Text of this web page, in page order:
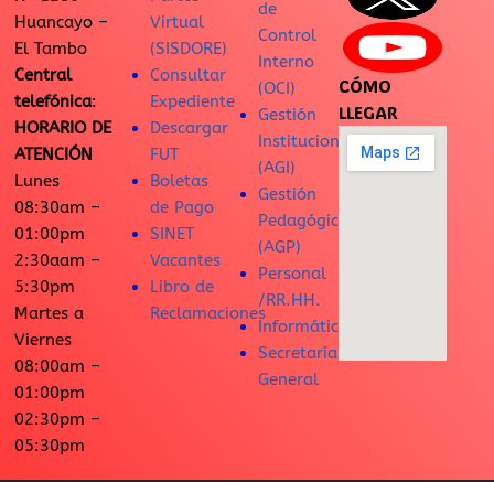
Huancayo –
El Tambo
Central
telefónica:
HORARIO DE
ATENCIÓN
Lunes
08:30am –
01:00pm
2:30aam –
5:30pm
Martes a
Viernes
08:00am –
01:00pm
02:30pm –
05:30pm
Virtual
(SISDORE)
Consultar
Expediente
Descargar
FUT
Boletas
de Pago
SINET
Vacantes
Libro de
Reclamaciones
de
Control
Interno
(OCI)
Gestión
Institucional
(AGI)
Gestión
Pedagógica
(AGP)
Personal
/RR.HH.
Informática
Secretaría
General
CÓMO
LLEGAR